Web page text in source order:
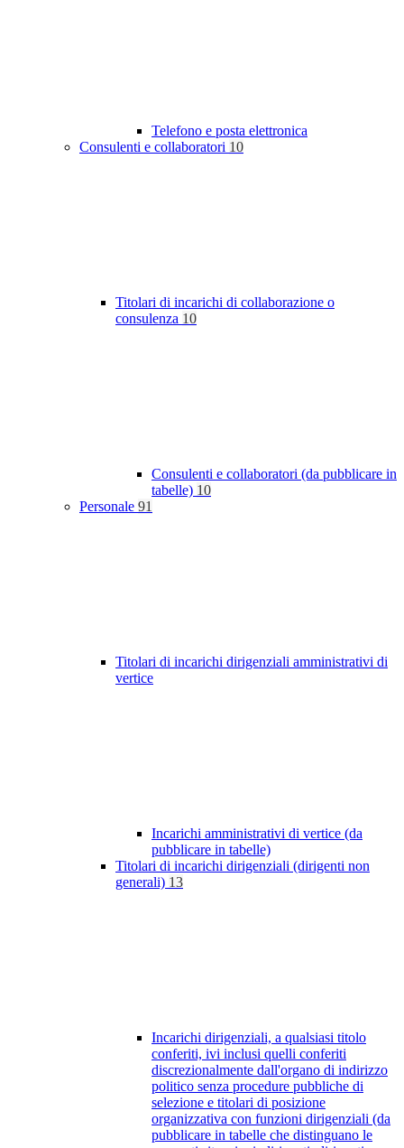
Telefono e posta elettronica
Consulenti e collaboratori 10
Titolari di incarichi di collaborazione o
consulenza 10
Consulenti e collaboratori (da pubblicare in
tabelle) 10
Personale 91
Titolari di incarichi dirigenziali amministrativi di
vertice
Incarichi amministrativi di vertice (da
pubblicare in tabelle)
Titolari di incarichi dirigenziali (dirigenti non
generali) 13
Incarichi dirigenziali, a qualsiasi titolo
conferiti, ivi inclusi quelli conferiti
discrezionalmente dall'organo di indirizzo
politico senza procedure pubbliche di
selezione e titolari di posizione
organizzativa con funzioni dirigenziali (da
pubblicare in tabelle che distinguano le